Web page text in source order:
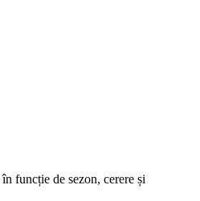
funcție de sezon, cerere și